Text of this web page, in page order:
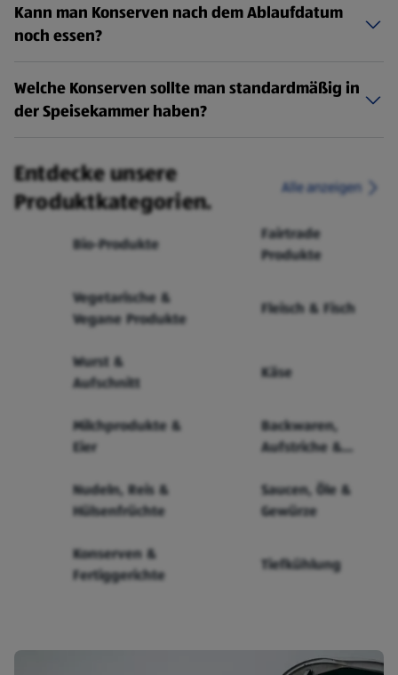
Kann man Konserven nach dem Ablaufdatum
noch essen?
Welche Konserven sollte man standardmäßig in
der Speisekammer haben?
Entdecke unsere
Produktkategorien.
Alle anzeigen
Bio-Produkte
Fairtrade
Produkte
Vegetarische &
Vegane Produkte
Fleisch & Fisch
Wurst &
Aufschnitt
Käse
Milchprodukte &
Eier
Backwaren,
Aufstriche &
Nudeln, Reis &
Hülsenfrüchte
Saucen, Öle &
Gewürze
Konserven &
Fertiggerichte
Tiefkühlung